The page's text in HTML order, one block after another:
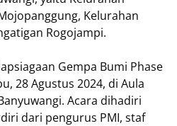
Kelurahan
Rogojampi.
Gempa Bumi Phase
28 Agustus 2024, di Aula
Acara dihadiri
dari pengurus PMI, staf